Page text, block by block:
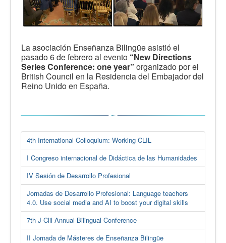
La asociación Enseñanza Bilingüe asistió el
pasado 6 de febrero al evento “New Directions
Series Conference: one year” organizado por el
British Council en la Residencia del Embajador del
Reino Unido en España.
4th International Colloquium: Working CLIL
I Congreso internacional de Didáctica de las Humanidades
IV Sesión de Desarrollo Profesional
Jornadas de Desarrollo Profesional: Language teachers
4.0. Use social media and AI to boost your digital skills
7th J-Clil Annual Bilingual Conference
II Jornada de Másteres de Enseñanza Bilingüe